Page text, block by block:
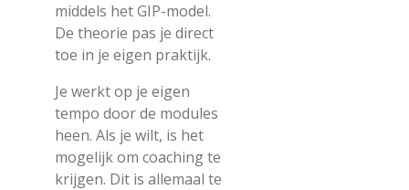
middels het GIP-model.
De theorie pas je direct
toe in je eigen praktijk.
Je werkt op je eigen
tempo door de modules
heen. Als je wilt, is het
mogelijk om coaching te
krijgen. Dit is allemaal te